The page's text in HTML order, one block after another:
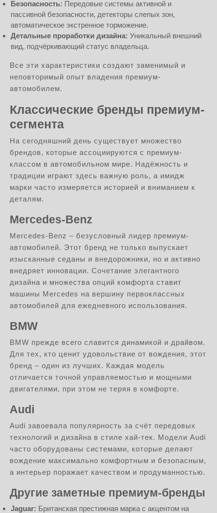
Безопасность: Передовые системы активной и
пассивной безопасности, детекторы слепых зон,
автоматическое экстренное торможение.
Детальные проработки дизайна: Уникальный внешний
вид, подчёркивающий статус владельца.
Все эти характеристики создают заменимый и
неповторимый опыт владения премиум-
автомобилем.
Классические бренды премиум-
сегмента
На сегодняшний день существует множество
брендов, которые ассоциируются с премиум-
классом в автомобильном мире. Надёжность и
традиции играют здесь важную роль, а имидж
марки часто измеряется историей и вниманием к
деталям.
Mercedes-Benz
Mercedes-Benz – безусловный лидер премиум-
автомобилей. Этот бренд не только выпускает
изысканные седаны и внедорожники, но и активно
внедряет инновации. Сочетание элегантного
дизайна и множества опций комфорта ставит
машины Mercedes на вершину первоклассных
автомобилей для ежедневного использования.
BMW
BMW прежде всего славится динамикой и драйвом.
Для тех, кто ценит удовольствие от вождения, этот
бренд – один из лучших. Каждая модель
отличается точной управляемостью и мощными
двигателями, при этом не теряя в комфорте.
Audi
Audi завоевала популярность за счёт передовых
технологий и дизайна в стиле хай-тек. Модели Audi
часто оборудованы системами, которые делают
вождение максимально комфортным и безопасным,
а интерьер поражает качеством и продуманностью.
Другие заметные премиум-бренды
Jaguar: Британская престижная марка с акцентом на